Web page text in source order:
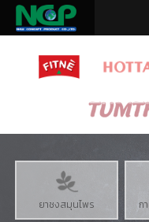
ยาชงสมุนไพร ก